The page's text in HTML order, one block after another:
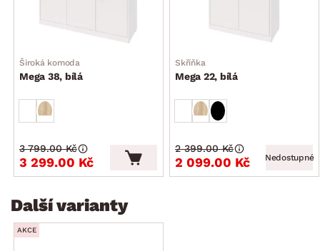
Široká komoda
Mega 38, bílá
3 299.00 Kč
3 799.00 Kč
Skříňka
Mega 22, bílá
2 099.00 Kč
2 399.00 Kč
Nedostupné
Další varianty
AKCE